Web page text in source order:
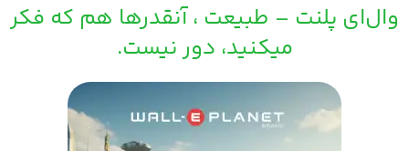
وال‌ای پلنت – طبیعت ، آنقدرها هم که فکر
میکنید، دور نیست.